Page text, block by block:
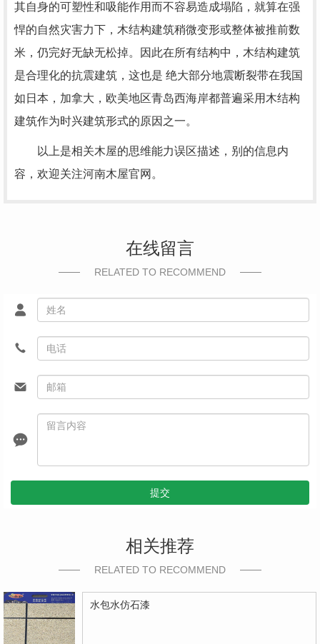
其自身的可塑性和吸能作用而不容易造成塌陷，就算在强
悍的自然灾害力下，木结构建筑稍微变形或整体被推前数
米，仍完好无缺无松掉。因此在所有结构中，木结构建筑
是合理化的抗震建筑，这也是 绝大部分地震断裂带在我国
如日本，加拿大，欧美地区青岛西海岸都普遍采用木结构
建筑作为时兴建筑形式的原因之一。
以上是相关木屋的思维能力误区描述，别的信息内
容，欢迎关注河南木屋官网。
在线留言
RELATED TO RECOMMEND
提交
相关推荐
RELATED TO RECOMMEND
水包水仿石漆